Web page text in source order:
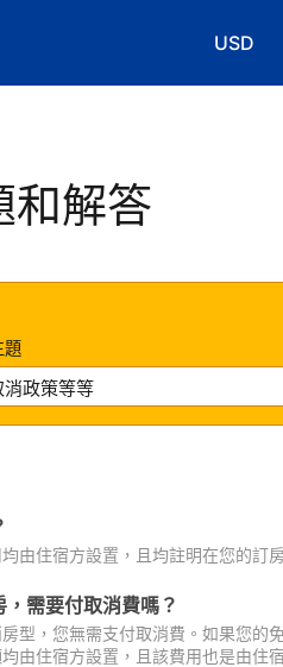
USD
選擇
和解答
題
由住宿方設置，且均註明在您的訂
需要付取消費嗎？
型，您無需支付取消費。如果您的
由住宿方設置，且該費用也是由住